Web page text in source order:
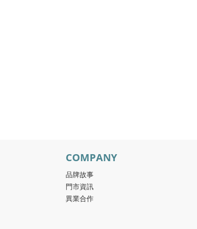
COMPANY
品牌故事
門市資訊
異業合作